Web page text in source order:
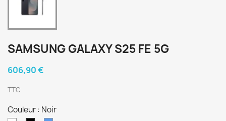
SAMSUNG GALAXY S25 FE 5G
606,90 €
TTC
Couleur : Noir